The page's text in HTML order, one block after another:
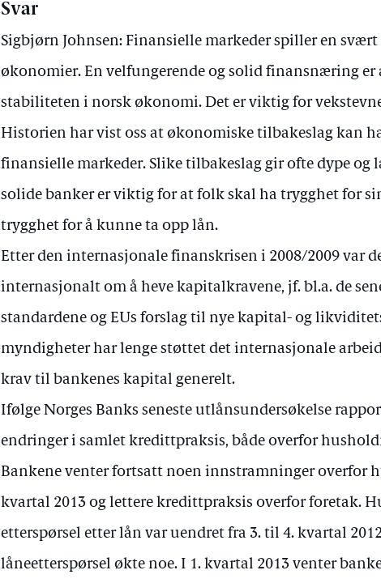
Svar
Sigbjørn Johnsen: Finansielle markeder spiller en
økonomier. En velfungerende og solid finansnæring er
stabiliteten i norsk økonomi. Det er viktig for
Historien har vist oss at økonomiske tilbakeslag kan
finansielle markeder. Slike tilbakeslag gir ofte dype og
solide banker er viktig for at folk skal ha trygghet for
trygghet for å kunne ta opp lån.
Etter den internasjonale finanskrisen i 2008/2009 var
internasjonalt om å heve kapitalkravene, jf. bl.a. de
standardene og EUs forslag til nye kapital- og
myndigheter har lenge støttet det internasjonale
krav til bankenes kapital generelt.
Ifølge Norges Banks seneste utlånsundersøkelse
endringer i samlet kredittpraksis, både overfor
Bankene venter fortsatt noen innstramninger overfor
kvartal 2013 og lettere kredittpraksis overfor foretak.
etterspørsel etter lån var uendret fra 3. til 4. kvartal
låneetterspørsel økte noe. I 1. kvartal 2013 venter